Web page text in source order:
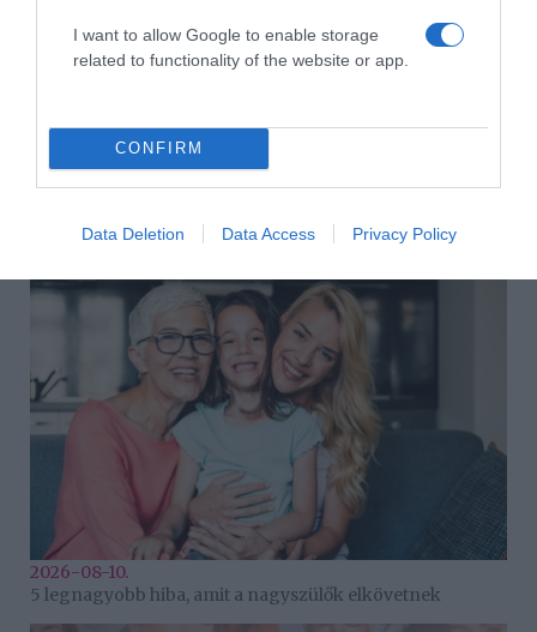
I want to allow Google to enable storage
related to functionality of the website or app.
CONFIRM
Data Deletion Data Access Privacy Policy
Így készíts bélbarát, szuperlaktató reggelit
2026-08-10.
5 legnagyobb hiba, amit a nagyszülők elkövetnek